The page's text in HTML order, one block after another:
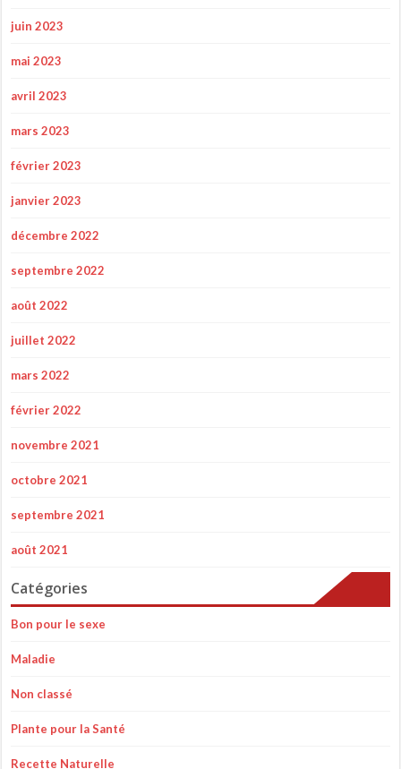
juin 2023
mai 2023
avril 2023
mars 2023
février 2023
janvier 2023
décembre 2022
septembre 2022
août 2022
juillet 2022
mars 2022
février 2022
novembre 2021
octobre 2021
septembre 2021
août 2021
Catégories
Bon pour le sexe
Maladie
Non classé
Plante pour la Santé
Recette Naturelle